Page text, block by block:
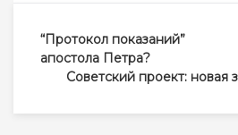
Навигация
по
записям
“Протокол показаний”
апостола Петра?
Советский проект: новая